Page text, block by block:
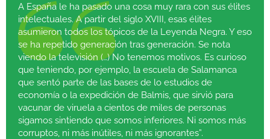
A España le ha pasado una cosa muy rara con sus élites
intelectuales. A partir del siglo XVIII, esas élites
asumieron todos los tópicos de la Leyenda Negra. Y eso
se ha repetido generación tras generación. Se nota
viendo la televisión (…) No tenemos motivos. Es curioso
que teniendo, por ejemplo, la escuela de Salamanca
que sentó parte de las bases de lo estudios de
economía o la expedición de Balmis, que sirvió para
vacunar de viruela a cientos de miles de personas
sigamos sintiendo que somos inferiores. Ni somos más
corruptos, ni más inútiles, ni más ignorantes”.